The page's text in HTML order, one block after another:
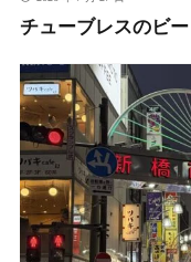
チューブレスのビ